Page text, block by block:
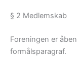
§ 2 Medlemskab
Foreningen er
formålsparagraf.